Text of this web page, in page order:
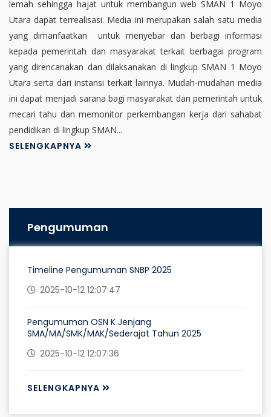
lemah sehingga hajat untuk membangun web SMAN 1 Moyo
Utara dapat terrealisasi. Media ini merupakan salah satu media
yang dimanfaatkan untuk menyebar dan berbagi informasi
kepada pemerintah dan masyarakat terkait berbagai program
yang direncanakan dan dilaksanakan di lingkup SMAN 1 Moyo
Utara serta dari instansi terkait lainnya. Mudah-mudahan media
ini dapat menjadi sarana bagi masyarakat dan pemerintah untuk
mecari tahu dan memonitor perkembangan kerja dari sahabat
pendidikan di lingkup SMAN...
SELENGKAPNYA
Pengumuman
Timeline Pengumuman SNBP 2025
2025-10-12 12:07:47
Pengumuman OSN K Jenjang
SMA/MA/SMK/MAK/Sederajat Tahun 2025
2025-10-12 12:07:36
SELENGKAPNYA